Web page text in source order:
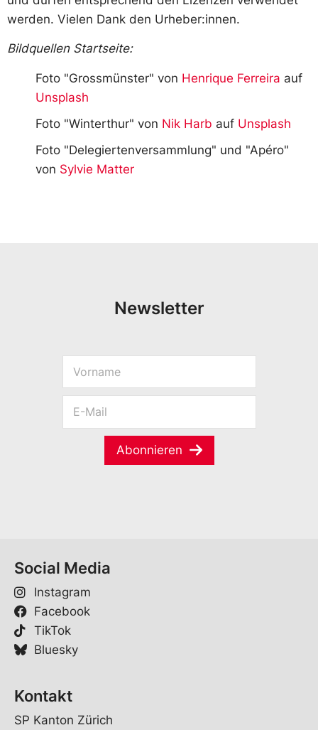
werden. Vielen Dank den Urheber:innen.
Bildquellen Startseite:
Foto "Grossmünster" von Henrique Ferreira auf
Unsplash
Foto "Winterthur" von Nik Harb auf Unsplash
Foto "Delegiertenversammlung" und "Apéro"
von Sylvie Matter
Newsletter
o
a
e
V
r
m
M
Abonnieren
Social Media
Instagram
Facebook
TikTok
Bluesky
Kontakt
SP Kanton Zürich